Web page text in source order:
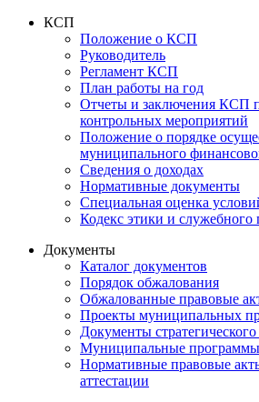
КСП
Положение о КСП
Руководитель
Регламент КСП
План работы на год
Отчеты и заключения КСП
контрольных мероприятий
Положение о порядке
муниципального
Сведения о доходах
Нормативные документы
Специальная оценка
Кодекс этики и служебного
Документы
Каталог документов
Порядок обжалования
Обжалованные правовые
Проекты муниципальных
Документы
Муниципальные программы
Нормативные правовые
аттестации